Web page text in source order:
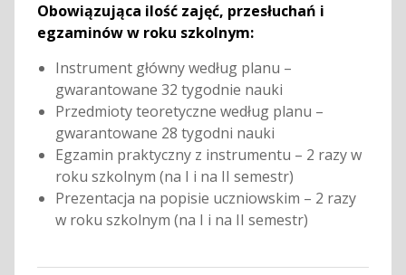
Obowiązująca ilość zajęć, przesłuchań i
egzaminów w roku szkolnym:
Instrument główny według planu –
gwarantowane 32 tygodnie nauki
Przedmioty teoretyczne według planu –
gwarantowane 28 tygodni nauki
Egzamin praktyczny z instrumentu – 2 razy w
roku szkolnym (na I i na II semestr)
Prezentacja na popisie uczniowskim – 2 razy
w roku szkolnym (na I i na II semestr)